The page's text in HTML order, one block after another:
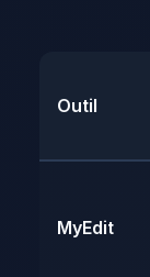
Outil
MyEdit